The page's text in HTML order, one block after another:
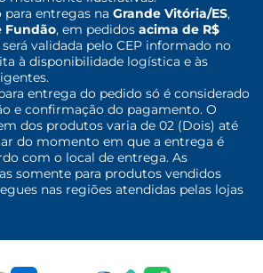
para entregas na Grande Vitória/ES,
Fundão, em pedidos acima de R$
validada pelo CEP informado no
à disponibilidade logística e às
entrega do pedido só é considerado
e confirmação do pagamento. O
dos produtos varia de 02 (Dois) até
do momento em que a entrega é
com o local de entrega. As
somente para produtos vendidos
nas regiões atendidas pelas lojas